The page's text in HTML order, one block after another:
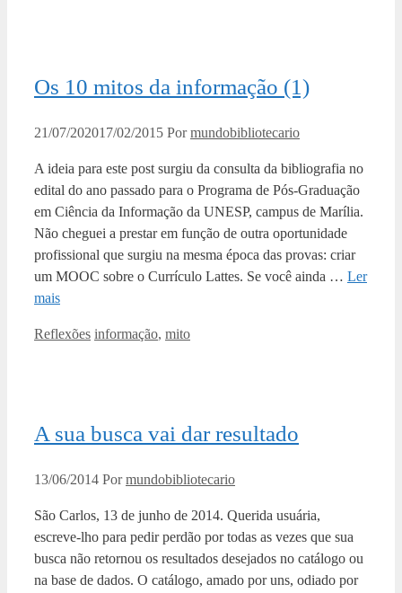
Os 10 mitos da informação (1)
21/07/202017/02/2015 Pormundobibliotecario
A ideia para este post surgiu da consulta da bibliografia no
edital do ano passado para o Programa de Pós-Graduação
em Ciência da Informação da UNESP, campus de Marília.
Não cheguei a prestar em função de outra oportunidade
profissional que surgiu na mesma época das provas: criar
um MOOC sobre o Currículo Lattes. Se você ainda … Ler
mais
Categorias
Reflexões Tags
informação, mito
A sua busca vai dar resultado
13/06/2014 Pormundobibliotecario
São Carlos, 13 de junho de 2014. Querida usuária,
escreve-lho para pedir perdão por todas as vezes que sua
busca não retornou os resultados desejados no catálogo ou
na base de dados. O catálogo, amado por uns, odiado por